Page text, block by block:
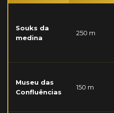
Souks da
medina
250 m
Museu das
Confluências
150 m